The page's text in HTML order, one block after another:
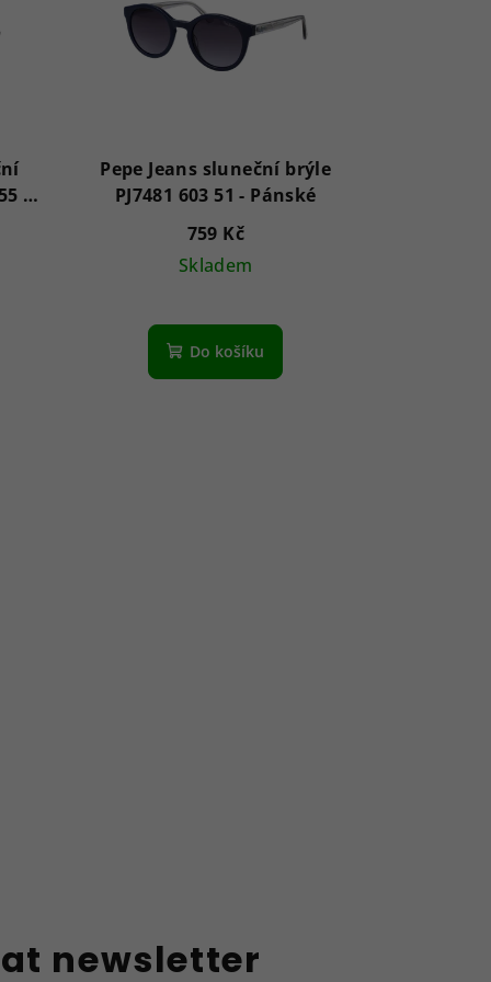
-
Pepe Jeans sluneční brýle
PJ7481 603 51 - Pánské
759 Kč
Skladem
Do košíku
newsletter